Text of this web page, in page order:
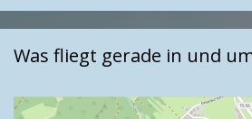
Was fliegt gerade in und